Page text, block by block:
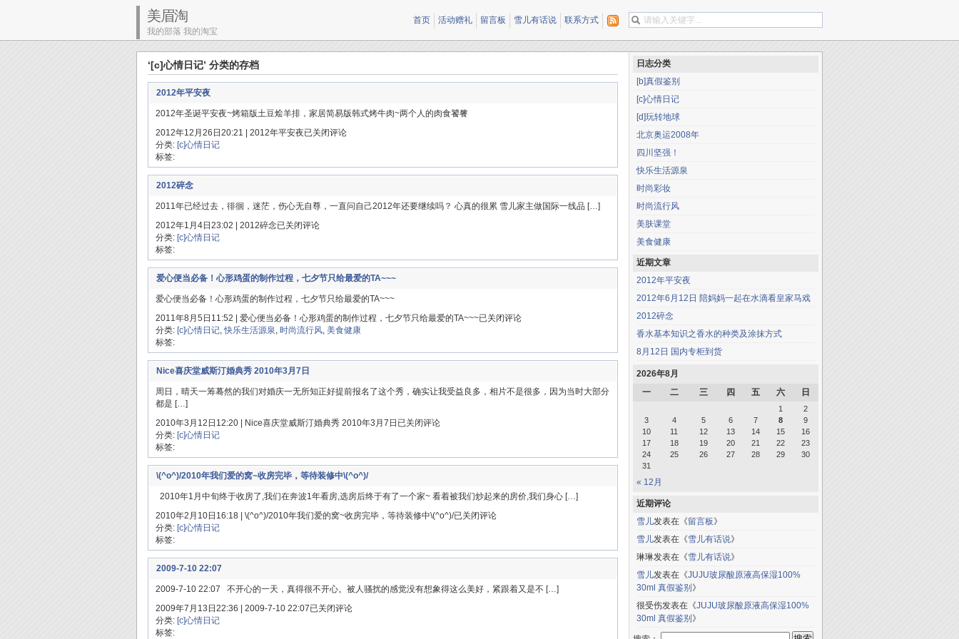
美眉淘
我的部落 我的淘宝
首页 活动赠礼 留言板 雪儿有话说 联系方式
‘[c]心情日记’ 分类的存档
2012年平安夜
2012年圣诞平安夜~烤箱版土豆烩羊排，家居简易版韩式烤牛肉~两个人的肉食饕餮
2012年12月26日20:21 | 2012年平安夜已关闭评论
分类: [c]心情日记
标签:
2012碎念
2011年已经过去，徘徊，迷茫，伤心无自尊，一直问自己2012年还要继续吗？ 心真的很累 雪儿家主做国际一线品 […]
2012年1月4日23:02 | 2012碎念已关闭评论
分类: [c]心情日记
标签:
爱心便当必备！心形鸡蛋的制作过程，七夕节只给最爱的TA~~~
爱心便当必备！心形鸡蛋的制作过程，七夕节只给最爱的TA~~~
2011年8月5日11:52 | 爱心便当必备！心形鸡蛋的制作过程，七夕节只给最爱的TA~~~已关闭评论
分类: [c]心情日记,快乐生活源泉, 时尚流行风, 美食健康
标签:
Nice喜庆堂威斯汀婚典秀 2010年3月7日
周日，晴天一筹蓦然的我们对婚庆一无所知正好提前报名了这个秀，确实让我受益良多，相片不是很多，因为当时大部分
都是 […]
2010年3月12日12:20 |
Nice喜庆堂威斯汀婚典秀 2010年3月7日 已关闭评论
分类: [c]心情日记
标签:
\(^o^)/2010年我们爱的窝~收房完毕，等待装修中\(^o^)/
2010年1月中旬终于收房了,我们在奔波1年看房,选房后终于有了一个家~ 看着被我们炒起来的房价,我们身心 […]
2010年2月10日16:18 | \(^o^)/2010年我们爱的窝~收房完毕，等待装修中\(^o^)/已关闭评论
分类: [c]心情日记
标签:
2009-7-10 22:07
2009-7-10 22:07 不开心的一天，真得很不开心。被人骚扰的感觉没有想象得这么美好，紧跟着又是不 […]
2009年7月13日22:36 | 2009-7-10 22:07已关闭评论
分类: [c]心情日记
标签:
日志分类
[b]真假鉴别
[c]心情日记
[d]玩转地球
北京奥运2008年
四川坚强！
快乐生活源泉
时尚彩妆
时尚流行风
美肤课堂
美食健康
近期文章
2012年平安夜
2012年6月12日 陪妈妈一起在水滴看皇家马戏
2012碎念
香水基本知识之香水的种类及涂抹方式
8月12日 国内专柜到货
2026年8月
一
二 三 四 五 六 日
« 12月
1
2
3
4 5 6 7 8
9
10
11 12 13 14 15
16
17
18 19 20 21 22
23
24
25 26 27 28 29
30
31
近期评论
雪儿发表在《留言板》
雪儿发表在《雪儿有话说》
琳琳发表在《雪儿有话说》
雪儿发表在《JUJU玻尿酸原液高保湿100%
30ml 真假鉴别 》
很受伤发表在《JUJU玻尿酸原液高保湿100%
30ml 真假鉴别 》